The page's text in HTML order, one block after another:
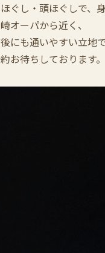
ぐし・頭ほぐしで、
オーパから近く、
にも通いやすい立地で
お待ちしております。